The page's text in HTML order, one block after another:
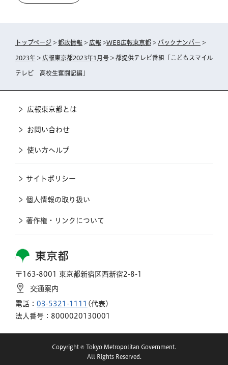
トップページ > 都政情報 > 広報 >WEB広報東京都 > バックナンバー >
2023年 > 広報東京都2023年1月号 > 都提供テレビ番組「こどもスマイル
テレビ 高校生奮闘記編」
東京都
〒163-8001 東京都新宿区西新宿2-8-1
交通案内
電話： 03-5321-1111 (代表)
法人番号：8000020130001
広報東京都とは
お問い合わせ
使い方ヘルプ
サイトポリシー
個人情報の取り扱い
著作権・リンクについて
Copyright © Tokyo Metropolitan Government.
All Rights Reserved.